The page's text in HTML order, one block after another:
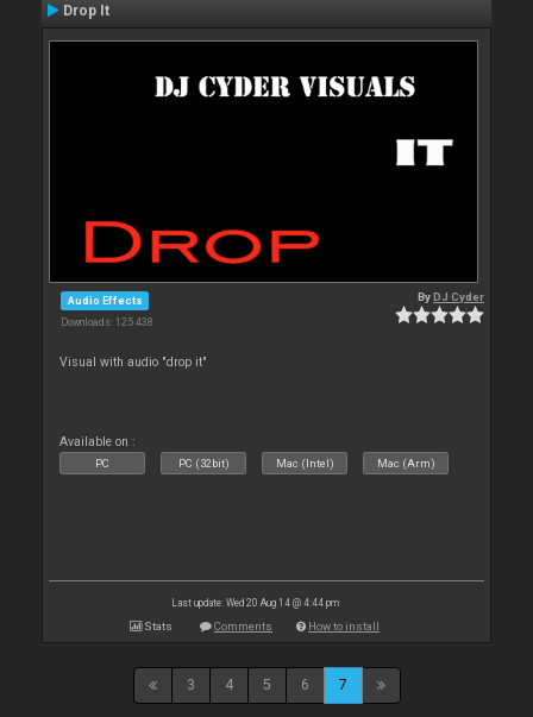
Drop It
Audio Effects
Downloads: 125 438
ByDJ Cyder
Visual with audio "drop it"
Available on :
PC PC (32bit) Mac (Intel) Mac (Arm)
Last update: Wed 20 Aug 14 @ 4:44 pm
Stats Comments How to install
3 4 5 6 7